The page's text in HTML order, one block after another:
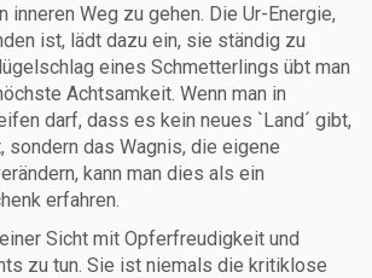
inneren Weg zu gehen. Die Ur-Energie,
ist, lädt dazu ein, sie ständig zu
eines Schmetterlings übt man
Achtsamkeit. Wenn man in
darf, dass es kein neues `Land´ gibt,
sondern das Wagnis, die eigene
kann man dies als ein
erfahren.
Sicht mit Opferfreudigkeit und
zu tun. Sie ist niemals die kritiklose